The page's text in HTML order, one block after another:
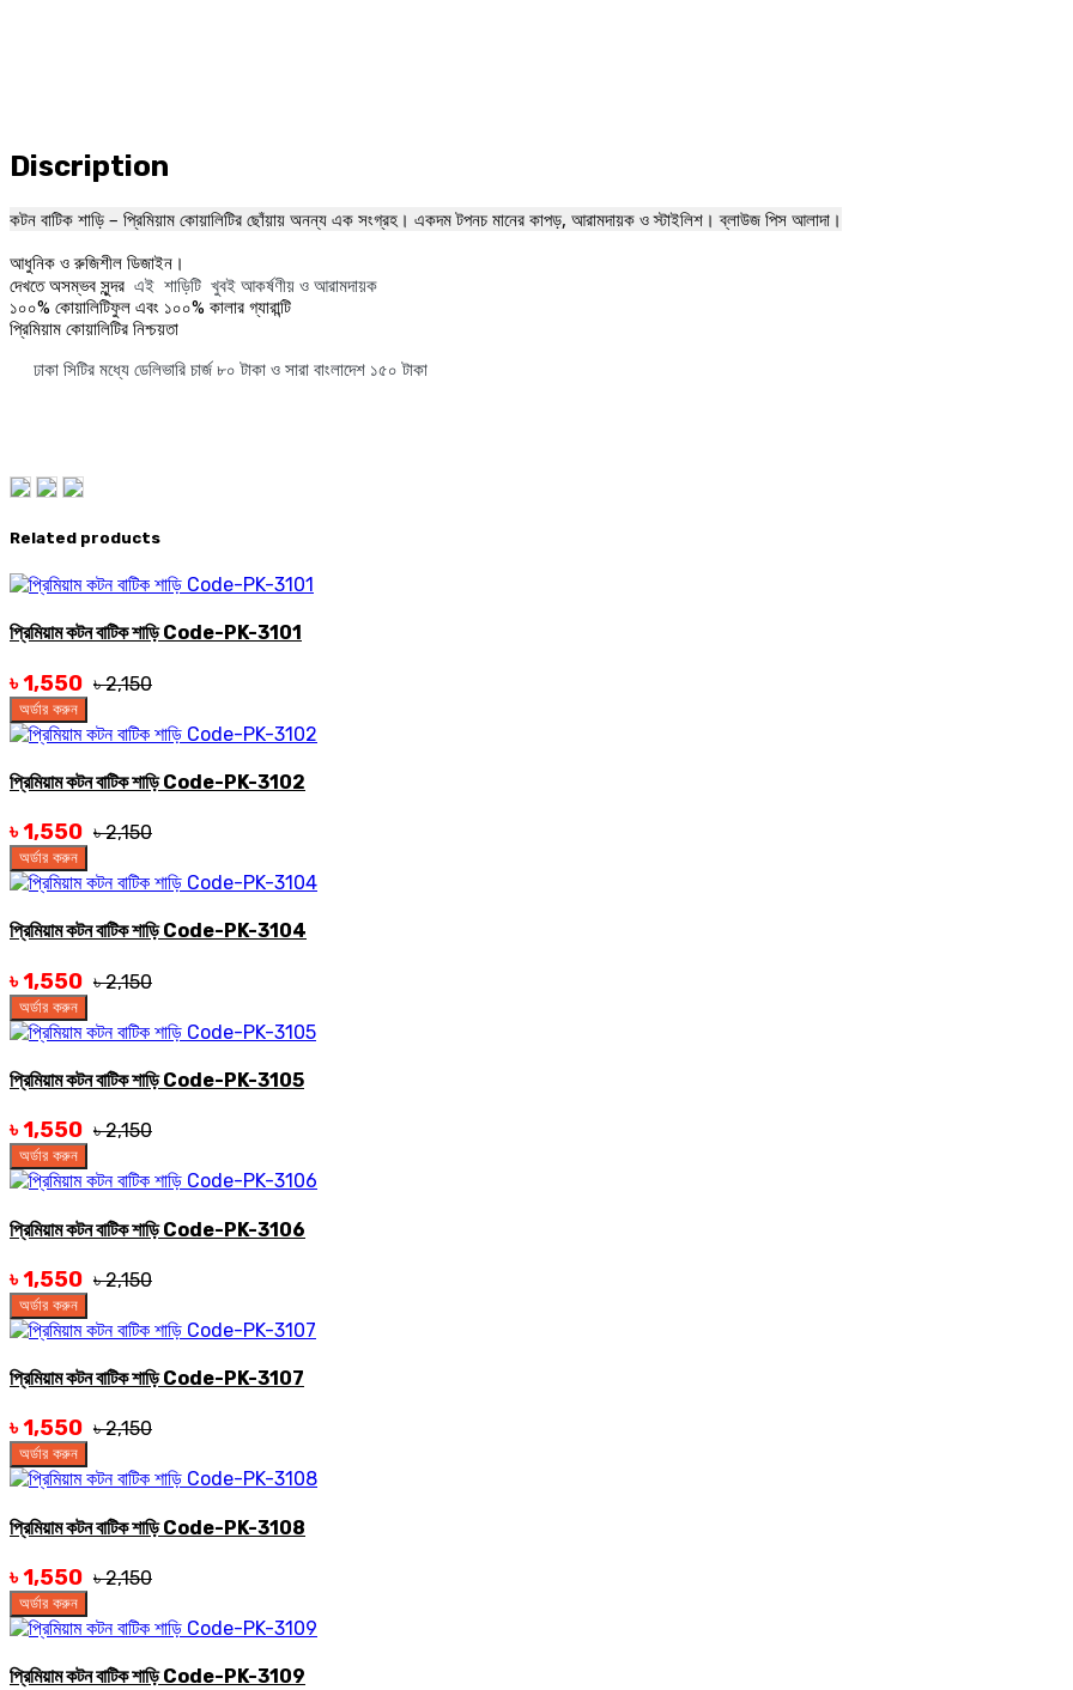
Discription
কটন বাটিক শাড়ি – প্রিমিয়াম কোয়ালিটির ছোঁয়ায় অনন্য এক সংগ্রহ। একদম টপনচ মানের কাপড়, আরামদায়ক ও স্টাইলিশ। ব্লাউজ পিস আলাদা।
আধুনিক ও রুজিশীল ডিজাইন।
দেখতে অসম্ভব সুন্দর এই শাড়িটি খুবই আকর্ষণীয় ও আরামদায়ক
১০০% কোয়ালিটিফুল এবং ১০০% কালার গ্যারান্টি
প্রিমিয়াম কোয়ালিটির নিশ্চয়তা
ঢাকা সিটির মধ্যে ডেলিভারি চার্জ ৮০ টাকা ও সারা বাংলাদেশ ১৫০ টাকা
Related products
প্রিমিয়াম কটন বাটিক শাড়ি Code-PK-3101
৳ 1,550 ৳ 2,150
অর্ডার করুন
প্রিমিয়াম কটন বাটিক শাড়ি Code-PK-3102
৳ 1,550 ৳ 2,150
অর্ডার করুন
প্রিমিয়াম কটন বাটিক শাড়ি Code-PK-3104
৳ 1,550 ৳ 2,150
অর্ডার করুন
প্রিমিয়াম কটন বাটিক শাড়ি Code-PK-3105
৳ 1,550 ৳ 2,150
অর্ডার করুন
প্রিমিয়াম কটন বাটিক শাড়ি Code-PK-3106
৳ 1,550 ৳ 2,150
অর্ডার করুন
প্রিমিয়াম কটন বাটিক শাড়ি Code-PK-3107
৳ 1,550 ৳ 2,150
অর্ডার করুন
প্রিমিয়াম কটন বাটিক শাড়ি Code-PK-3108
৳ 1,550 ৳ 2,150
অর্ডার করুন
প্রিমিয়াম কটন বাটিক শাড়ি Code-PK-3109